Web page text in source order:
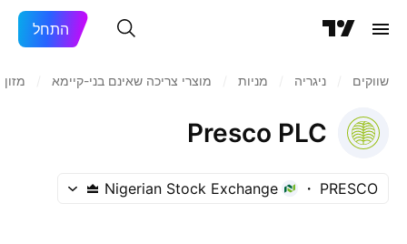
התחל
שווקים ניגריה מניות‏ מוצרי צריכה שאינם בני-קיימא
Presco PLC
PRESCO
Nigerian Stock Exchange